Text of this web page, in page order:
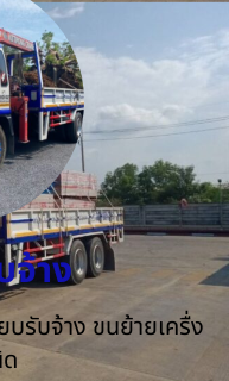
จ้าง
บรับจ้าง ขนย้ายเครื่ง